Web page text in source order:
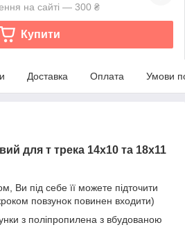
на сайті — 300 ₴
Купити
Доставка Оплата Умови
для т трека 14х10 та 18х11
Ви під себе її можете підточити
повзунок повинен входити)
з поліпропилена з вбудованою